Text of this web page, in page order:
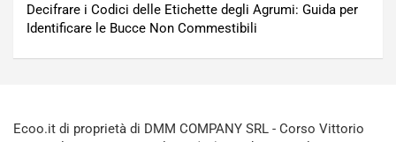
Decifrare i Codici delle Etichette degli Agrumi: Guida per
Identificare le Bucce Non Commestibili
Ecoo.it di proprietà di DMM COMPANY SRL - Corso Vittorio